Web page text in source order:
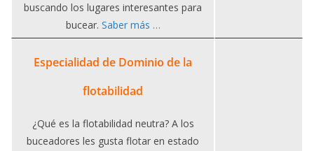
buscando los lugares interesantes para
bucear. Saber más …
Especialidad de Dominio de la
flotabilidad
¿Qué es la flotabilidad neutra? A los
buceadores les gusta flotar en estado